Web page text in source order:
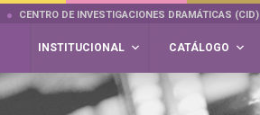
CENTRO DE INVESTIGACIONES DRAMÁTICAS (CID)
INSTITUCIONAL CATÁLOGO